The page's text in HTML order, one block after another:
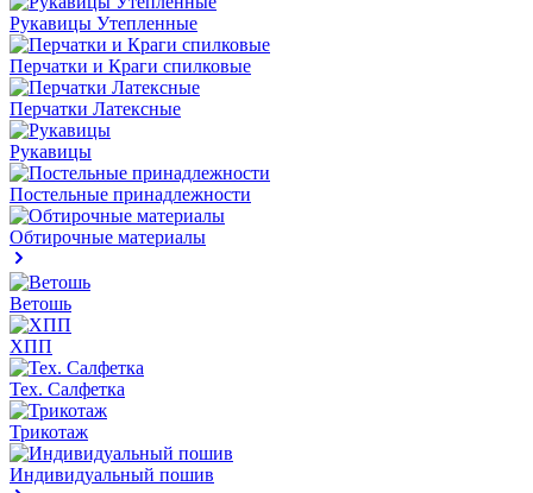
Рукавицы Утепленные
Перчатки и Краги спилковые
Перчатки Латексные
Рукавицы
Постельные принадлежности
Обтирочные материалы
Ветошь
ХПП
Тех. Салфетка
Трикотаж
Индивидуальный пошив